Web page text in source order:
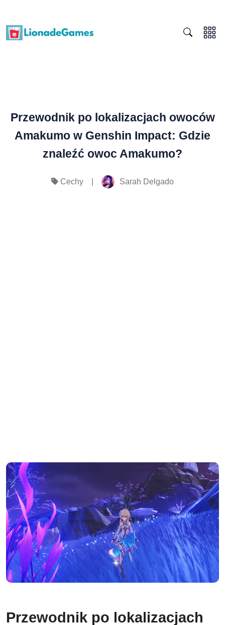
Przewodnik po lokalizacjach owoców
Amakumo w Genshin Impact: Gdzie
znaleźć owoc Amakumo?
Cechy | Sarah Delgado
Przewodnik po lokalizacjach